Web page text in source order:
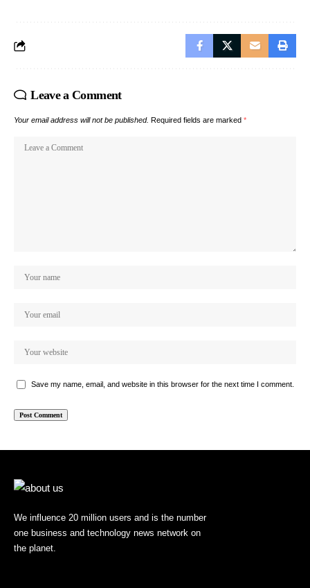
Leave a Comment
Your email address will not be published. Required fields are marked *
Save my name, email, and website in this browser for the next time I comment.
We influence 20 million users and is the number
one business and technology news network on
the planet.